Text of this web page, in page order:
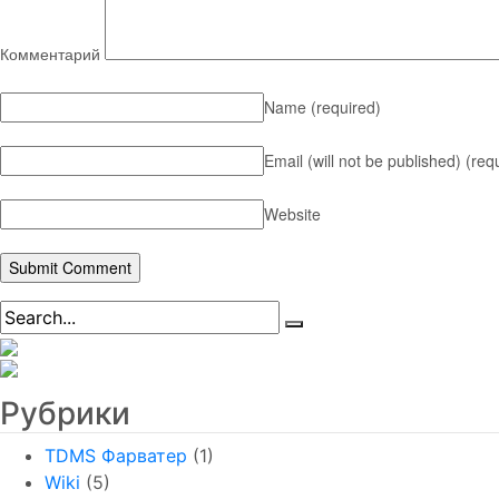
Комментарий
Name (required)
Email (will not be published)
Website
Рубрики
TDMS Фарватер (1)
Wiki (5)